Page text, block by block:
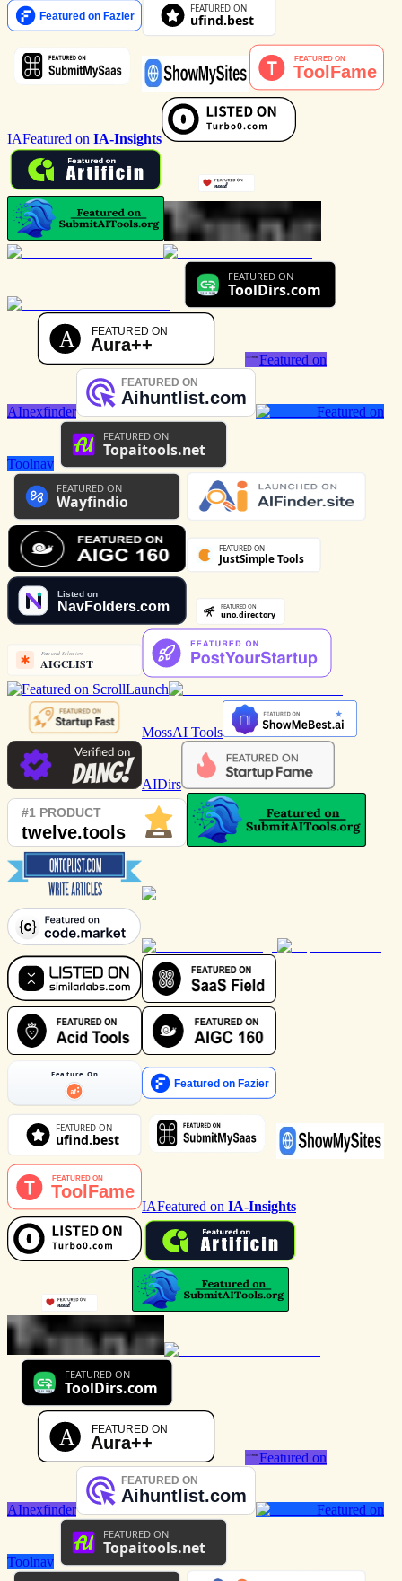
IAFeatured on IA-Insights
Featured on
AInexfinder Featured on
Toolnav
MossAI Tools
AIDirs
IAFeatured on IA-Insights
Featured on
AInexfinder Featured on
Toolnav